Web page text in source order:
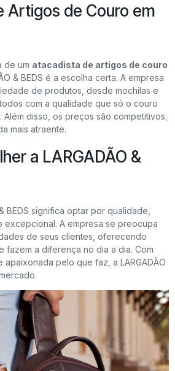
Artigos de Couro em
de um atacadista de artigos de couro
& BEDS é a escolha certa. A empresa
de produtos, desde mochilas e
com a qualidade que só o couro
disso, os preços são competitivos,
mais atraente.
a LARGADÃO &
BEDS significa optar por qualidade,
excepcional. A empresa se preocupa
de seus clientes, oferecendo
fazem a diferença no dia a dia. Com
pelo que faz, a LARGADÃO